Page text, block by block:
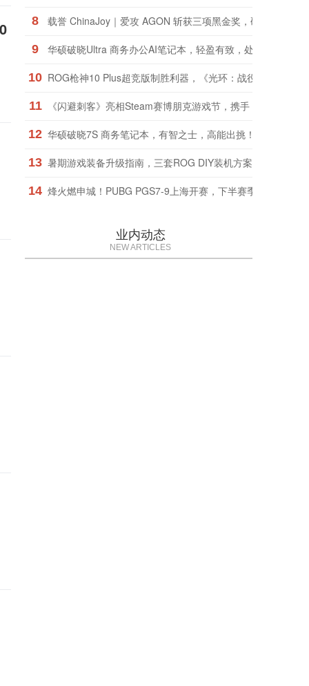
8 载誉 ChinaJoy｜爱攻 AGON 斩获三项黑金奖，硬核实力权
9 华硕破晓Ultra 商务办公AI笔记本，轻盈有致，处处考究！
10 ROG枪神10 Plus超竞版制胜利器，《光环：战役进化》战火
11 《闪避刺客》亮相Steam赛博朋克游戏节，携手《九日》推
12 华硕破晓7S 商务笔记本，有智之士，高能出挑！
13 暑期游戏装备升级指南，三套ROG DIY装机方案任你选择
14 烽火燃申城！PUBG PGS7-9上海开赛，下半赛季正式打响！
业内动态
NEW ARTICLES